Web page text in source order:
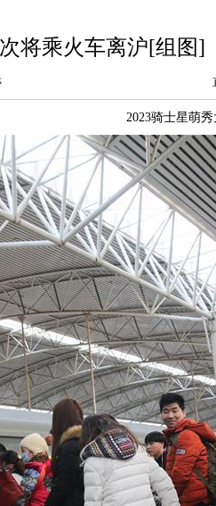
将乘火车离沪[组图]